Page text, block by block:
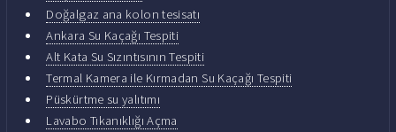
Doğalgaz ana kolon tesisatı
Ankara Su Kaçağı Tespiti
Alt Kata Su Sızıntısının Tespiti
Termal Kamera ile Kırmadan Su Kaçağı Tespiti
Püskürtme su yalıtımı
Lavabo Tıkanıklığı Açma